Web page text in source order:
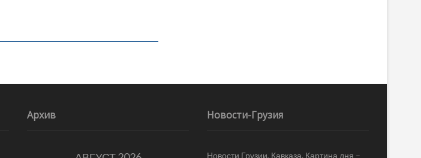
Архив Новости-Грузия
Новости Грузии, Кавказа. Картина дня –